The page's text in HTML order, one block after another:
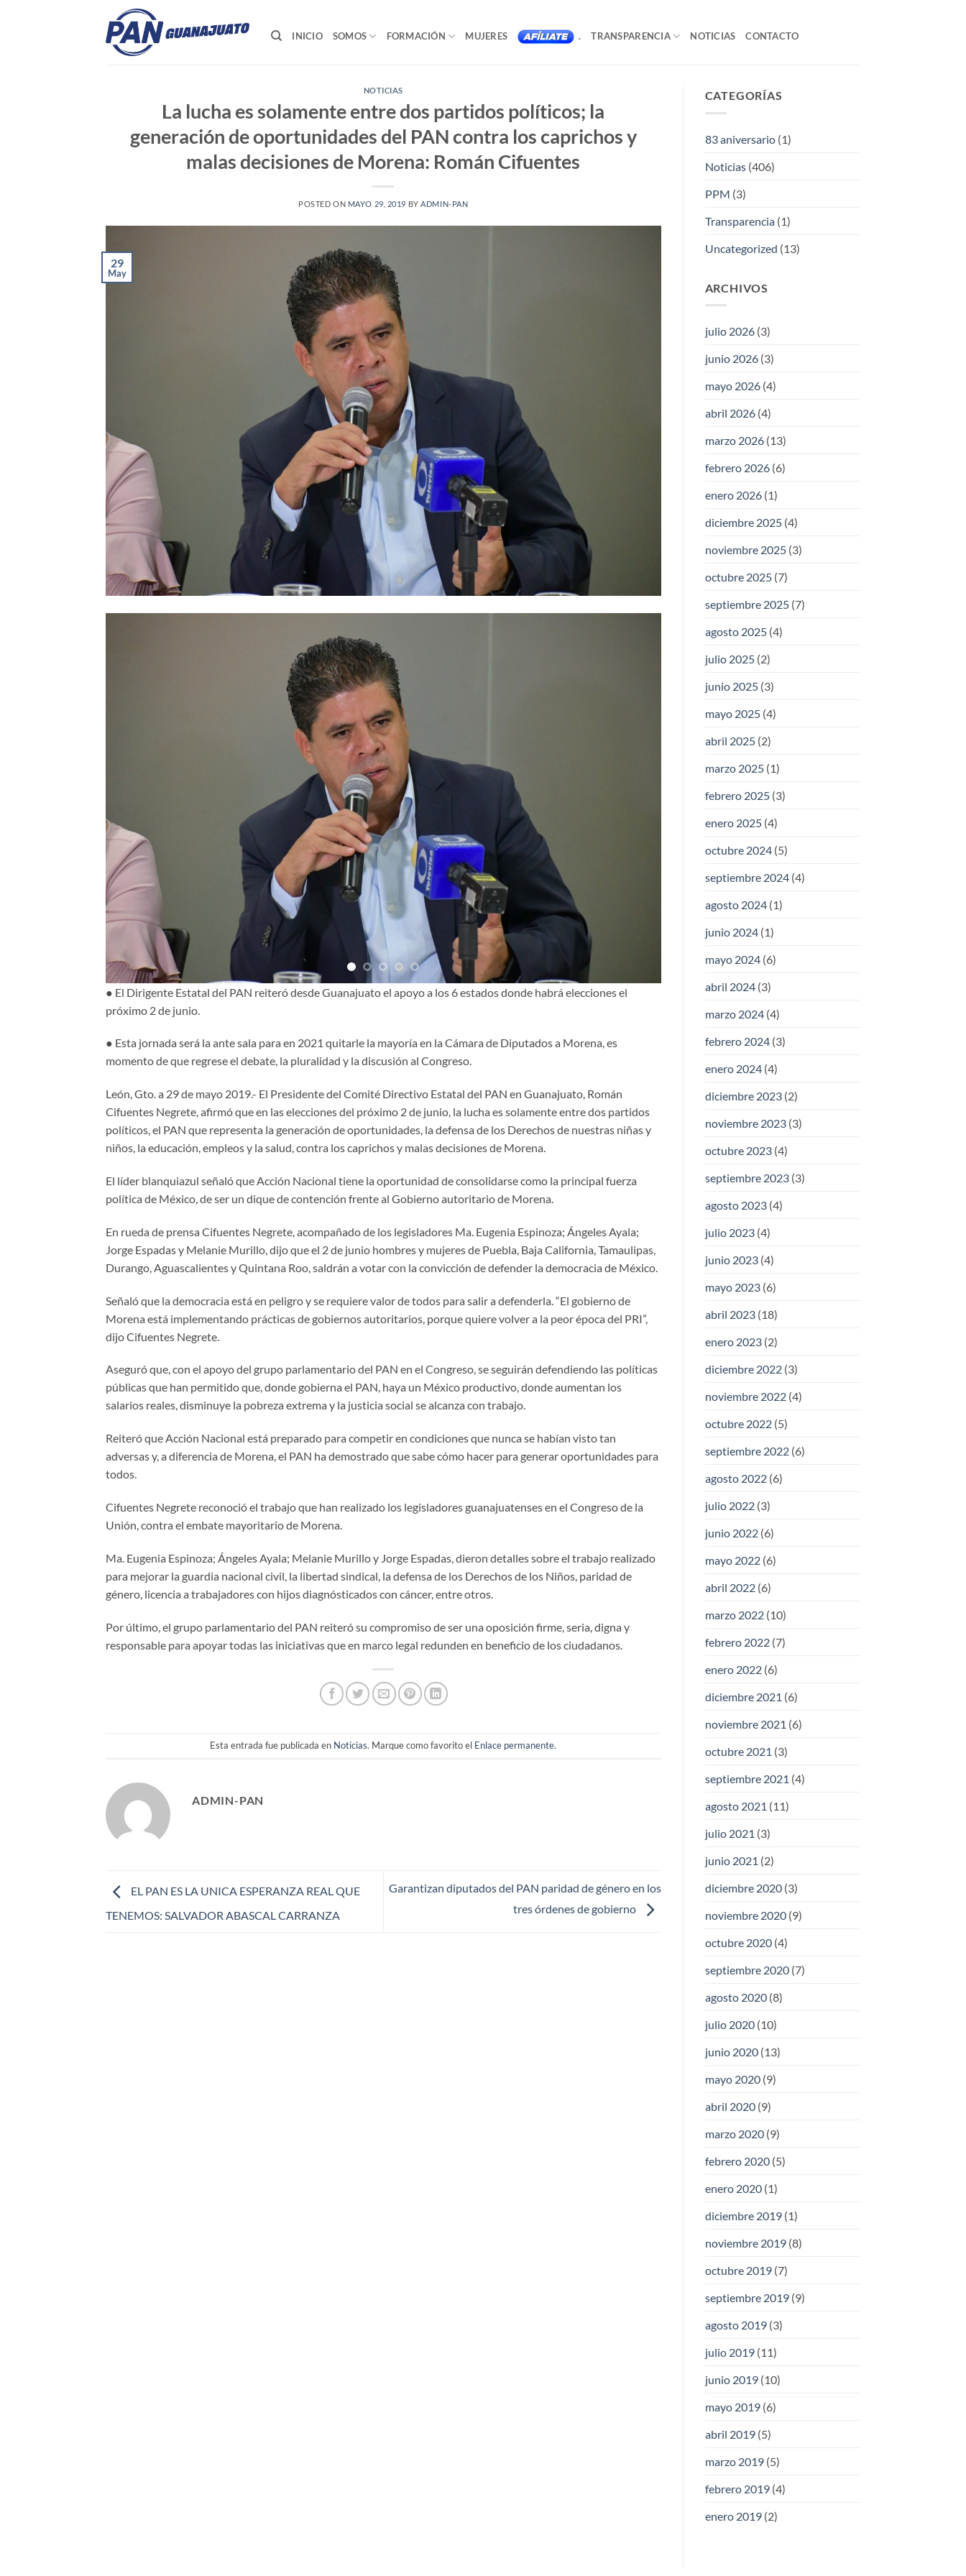
INICIO SOMOS FORMACIÓN MUJERES . TRANSPARENCIA NOTICIAS CONTACTO
NOTICIAS
La lucha es solamente entre dos partidos políticos; la
generación de oportunidades del PAN contra los caprichos y
malas decisiones de Morena: Román Cifuentes
POSTED ON MAYO 29, 2019 BY ADMIN-PAN
29
May
● El Dirigente Estatal del PAN reiteró desde Guanajuato el apoyo a los 6 estados donde habrá elecciones el
próximo 2 de junio.
● Esta jornada será la ante sala para en 2021 quitarle la mayoría en la Cámara de Diputados a Morena, es
momento de que regrese el debate, la pluralidad y la discusión al Congreso.
León, Gto. a 29 de mayo 2019.- El Presidente del Comité Directivo Estatal del PAN en Guanajuato, Román
Cifuentes Negrete, afirmó que en las elecciones del próximo 2 de junio, la lucha es solamente entre dos partidos
políticos, el PAN que representa la generación de oportunidades, la defensa de los Derechos de nuestras niñas y
niños, la educación, empleos y la salud, contra los caprichos y malas decisiones de Morena.
El líder blanquiazul señaló que Acción Nacional tiene la oportunidad de consolidarse como la principal fuerza
política de México, de ser un dique de contención frente al Gobierno autoritario de Morena.
En rueda de prensa Cifuentes Negrete, acompañado de los legisladores Ma. Eugenia Espinoza; Ángeles Ayala;
Jorge Espadas y Melanie Murillo, dijo que el 2 de junio hombres y mujeres de Puebla, Baja California, Tamaulipas,
Durango, Aguascalientes y Quintana Roo, saldrán a votar con la convicción de defender la democracia de México.
Señaló que la democracia está en peligro y se requiere valor de todos para salir a defenderla. “El gobierno de
Morena está implementando prácticas de gobiernos autoritarios, porque quiere volver a la peor época del PRI”,
dijo Cifuentes Negrete.
Aseguró que, con el apoyo del grupo parlamentario del PAN en el Congreso, se seguirán defendiendo las políticas
públicas que han permitido que, donde gobierna el PAN, haya un México productivo, donde aumentan los
salarios reales, disminuye la pobreza extrema y la justicia social se alcanza con trabajo.
Reiteró que Acción Nacional está preparado para competir en condiciones que nunca se habían visto tan
adversas y, a diferencia de Morena, el PAN ha demostrado que sabe cómo hacer para generar oportunidades para
todos.
Cifuentes Negrete reconoció el trabajo que han realizado los legisladores guanajuatenses en el Congreso de la
Unión, contra el embate mayoritario de Morena.
Ma. Eugenia Espinoza; Ángeles Ayala; Melanie Murillo y Jorge Espadas, dieron detalles sobre el trabajo realizado
para mejorar la guardia nacional civil, la libertad sindical, la defensa de los Derechos de los Niños, paridad de
género, licencia a trabajadores con hijos diagnósticados con cáncer, entre otros.
Por último, el grupo parlamentario del PAN reiteró su compromiso de ser una oposición firme, seria, digna y
responsable para apoyar todas las iniciativas que en marco legal redunden en beneficio de los ciudadanos.
Esta entrada fue publicada en Noticias. Marque como favorito el Enlace permanente.
ADMIN-PAN
EL PAN ES LA UNICA ESPERANZA REAL QUE
TENEMOS: SALVADOR ABASCAL CARRANZA
Garantizan diputados del PAN paridad de género en los
tres órdenes de gobierno
CATEGORÍAS
83 aniversario(1)
Noticias(406)
PPM (3)
Transparencia(1)
Uncategorized (13)
ARCHIVOS
julio 2026(3)
junio 2026(3)
mayo 2026(4)
abril 2026(4)
marzo 2026(13)
febrero 2026(6)
enero 2026(1)
diciembre 2025(4)
noviembre 2025(3)
octubre 2025(7)
septiembre 2025(7)
agosto 2025(4)
julio 2025(2)
junio 2025(3)
mayo 2025(4)
abril 2025(2)
marzo 2025(1)
febrero 2025(3)
enero 2025(4)
octubre 2024(5)
septiembre 2024(4)
agosto 2024(1)
junio 2024(1)
mayo 2024(6)
abril 2024(3)
marzo 2024(4)
febrero 2024(3)
enero 2024(4)
diciembre 2023(2)
noviembre 2023(3)
octubre 2023(4)
septiembre 2023(3)
agosto 2023(4)
julio 2023(4)
junio 2023(4)
mayo 2023(6)
abril 2023(18)
enero 2023(2)
diciembre 2022(3)
noviembre 2022(4)
octubre 2022(5)
septiembre 2022(6)
agosto 2022(6)
julio 2022(3)
junio 2022(6)
mayo 2022(6)
abril 2022(6)
marzo 2022(10)
febrero 2022(7)
enero 2022(6)
diciembre 2021 (6)
noviembre 2021 (6)
octubre 2021 (3)
septiembre 2021 (4)
agosto 2021 (11)
julio 2021 (3)
junio 2021 (2)
diciembre 2020(3)
noviembre 2020(9)
octubre 2020(4)
septiembre 2020(7)
agosto 2020(8)
julio 2020(10)
junio 2020(13)
mayo 2020(9)
abril 2020(9)
marzo 2020(9)
febrero 2020(5)
enero 2020(1)
diciembre 2019(1)
noviembre 2019(8)
octubre 2019(7)
septiembre 2019(9)
agosto 2019(3)
julio 2019(11)
junio 2019(10)
mayo 2019(6)
abril 2019(5)
marzo 2019(5)
febrero 2019(4)
enero 2019(2)